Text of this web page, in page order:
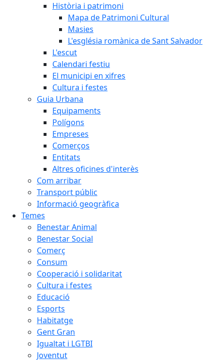
Història i patrimoni
Mapa de Patrimoni Cultural
Masies
L'església romànica de Sant Salvador
L'escut
Calendari festiu
El municipi en xifres
Cultura i festes
Guia Urbana
Equipaments
Polígons
Empreses
Comerços
Entitats
Altres oficines d'interès
Com arribar
Transport públic
Informació geogràfica
Temes
Benestar Animal
Benestar Social
Comerç
Consum
Cooperació i solidaritat
Cultura i festes
Educació
Esports
Habitatge
Gent Gran
Igualtat i LGTBI
Joventut